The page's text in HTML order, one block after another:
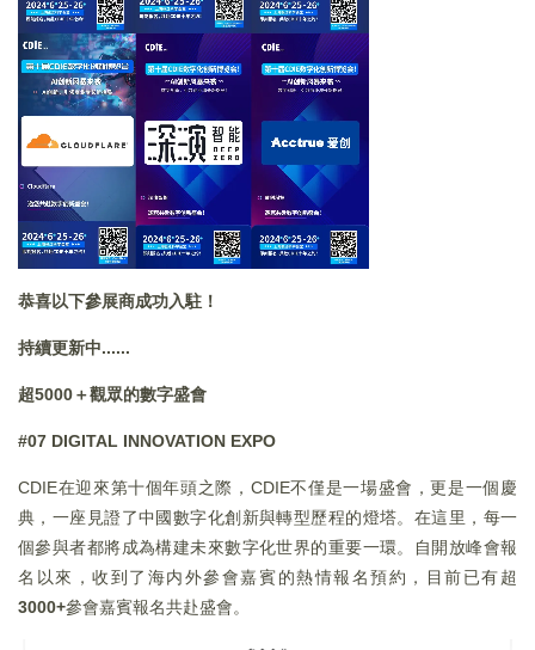
恭喜以下參展商成功入駐！
持續更新中......
超5000＋觀眾的數字盛會
#07 DIGITAL INNOVATION EXPO
CDIE在迎來第十個年頭之際，CDIE不僅是一場盛會，更是一個慶
典，一座見證了中國數字化創新與轉型歷程的燈塔。在這里，每一
個參與者都將成為構建未來數字化世界的重要一環。自開放峰會報
名以來，收到了海内外參會嘉賓的熱情報名預約，目前已有超
3000+參會嘉賓報名共赴盛會。